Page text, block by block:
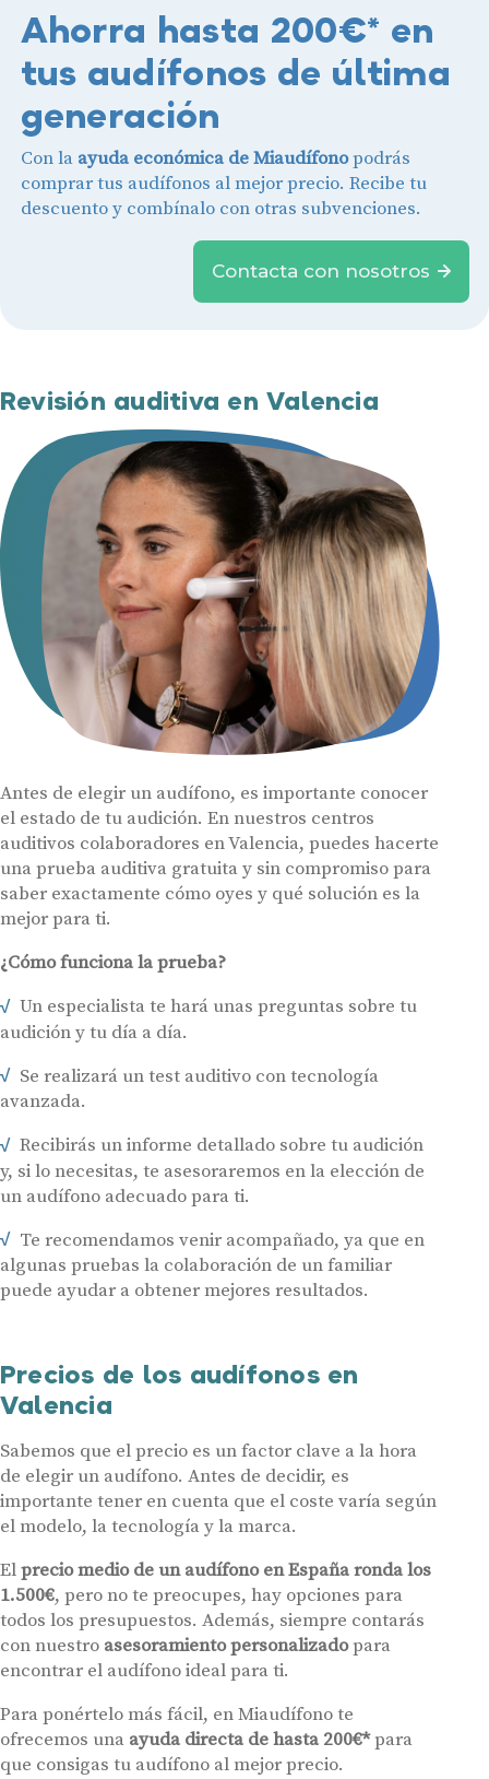
Ahorra hasta 200€* en
tus audífonos de última
generación
Con la ayuda económica de Miaudífonopodrás
comprar tus audífonos al mejor precio. Recibe tu
descuento y combínalo con otras subvenciones.
Contacta con nosotros
Revisión auditiva en Valencia
Antes de elegir un audífono, es importante conocer
el estado de tu audición. En nuestros centros
auditivos colaboradores en Valencia, puedes hacerte
una prueba auditiva gratuita y sin compromiso para
saber exactamente cómo oyes y qué solución es la
mejor para ti.
¿Cómo funciona la prueba?
Un especialista te hará unas preguntas sobre tu
audición y tu día a día.
Se realizará un test auditivo con tecnología
avanzada.
Recibirás un informe detallado sobre tu audición
y, si lo necesitas, te asesoraremos en la elección de
un audífono adecuado para ti.
Te recomendamos venir acompañado, ya que en
algunas pruebas la colaboración de un familiar
puede ayudar a obtener mejores resultados.
Precios de los audífonos en
Valencia
Sabemos que el precio es un factor clave a la hora
de elegir un audífono. Antes de decidir, es
importante tener en cuenta que el coste varía según
el modelo, la tecnología y la marca.
Elprecio medio de un audífono en España ronda los
1.500€, pero no te preocupes, hay opciones para
todos los presupuestos. Además, siempre contarás
con nuestro asesoramiento personalizadopara
encontrar el audífono ideal para ti.
Para ponértelo más fácil, en Miaudífono te
ofrecemos una ayuda directa de hasta 200€*para
que consigas tu audífono al mejor precio.
Audífonos
Gafas auditivas
Centros Auditivos
Servicios
Teléfono
Acepto recibir comunicaciones comerciales por parte de Miaudífono
y sus colaboradores según se detalla en nuestrasCondiciones de uso
Acepto la cesión de estos datos a empresas colaboradoras de
Miaudífono para poder ofrecer los servicios solicitados, según se
detalla en nuestras
Condiciones de uso.
Al hacer click en «Contáctanos» declaras haber leído y aceptado nuestra
Política de Privacidad.
Contáctanos